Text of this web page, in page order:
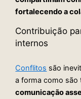
fortalecendo a
Contribuição
internos
Conflitos são
a forma como
comunicação